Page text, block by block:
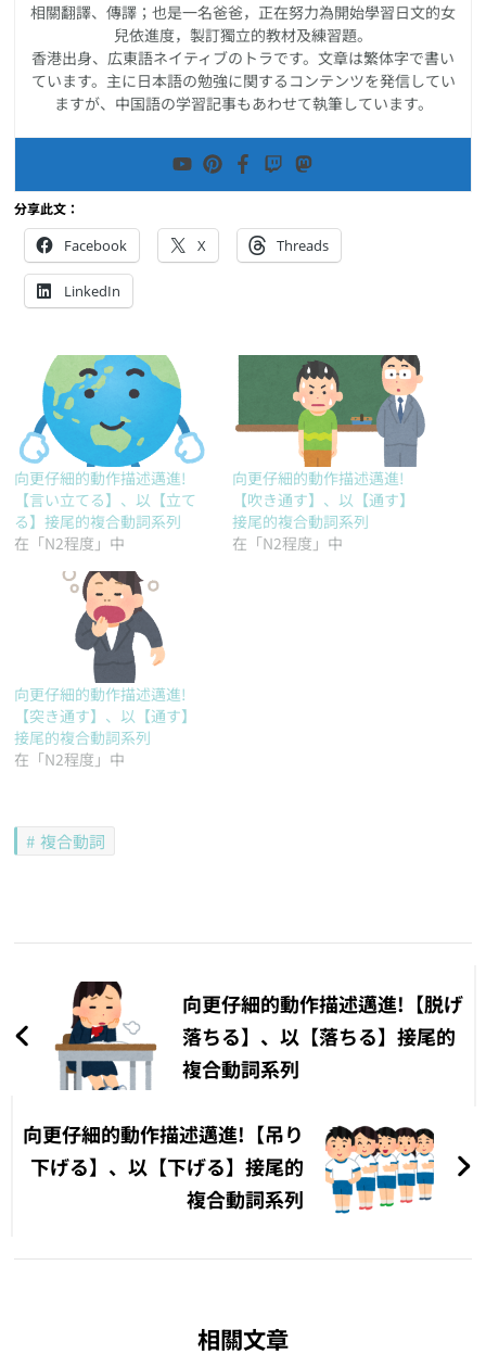
相關翻譯、傳譯；也是一名爸爸，正在努力為開始學習日文的女
兒依進度，製訂獨立的教材及練習題。
香港出身、広東語ネイティブのトラです。文章は繁体字で書い
ています。主に日本語の勉強に関するコンテンツを発信してい
ますが、中国語の学習記事もあわせて執筆しています。
分享此文：
Facebook X Threads
LinkedIn
向更仔細的動作描述邁進!
【言い立てる】、以【立て
る】接尾的複合動詞系列
在「N2程度」中
向更仔細的動作描述邁進!
【吹き通す】、以【通す】
接尾的複合動詞系列
在「N2程度」中
向更仔細的動作描述邁進!
【突き通す】、以【通す】
接尾的複合動詞系列
在「N2程度」中
複合動詞
導
向更仔細的動作描述邁進!【脱げ
落ちる】、以【落ちる】接尾的
複合動詞系列
向更仔細的動作描述邁進!【吊り
下げる】、以【下げる】接尾的
複合動詞系列
相關文章